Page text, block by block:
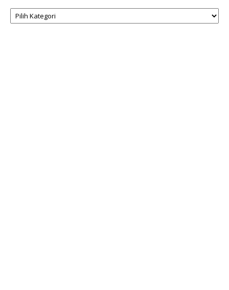
Kategori